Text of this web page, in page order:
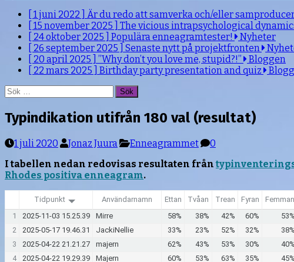
[ 1 juni 2022 ] Är du redo att samverka och/eller
[ 15 november 2025 ] The vicious intrapsychological
[ 24 oktober 2025 ] Populära enneagramtester!
Nyheter
[ 26 september 2025 ] Senaste nytt på projektfronten
[ 20 april 2025 ] ”Why don’t you love me, stupid?!”
Bloggen
[ 22 mars 2025 ] Birthday party presentation and quiz
Sök
efter:
Typindikation utifrån 180 val (resultat)
1 juli 2020 Jonaz Juura Enneagrammet
0
I tabellen nedan redovisas resultaten från
Rhodes positiva enneagram.